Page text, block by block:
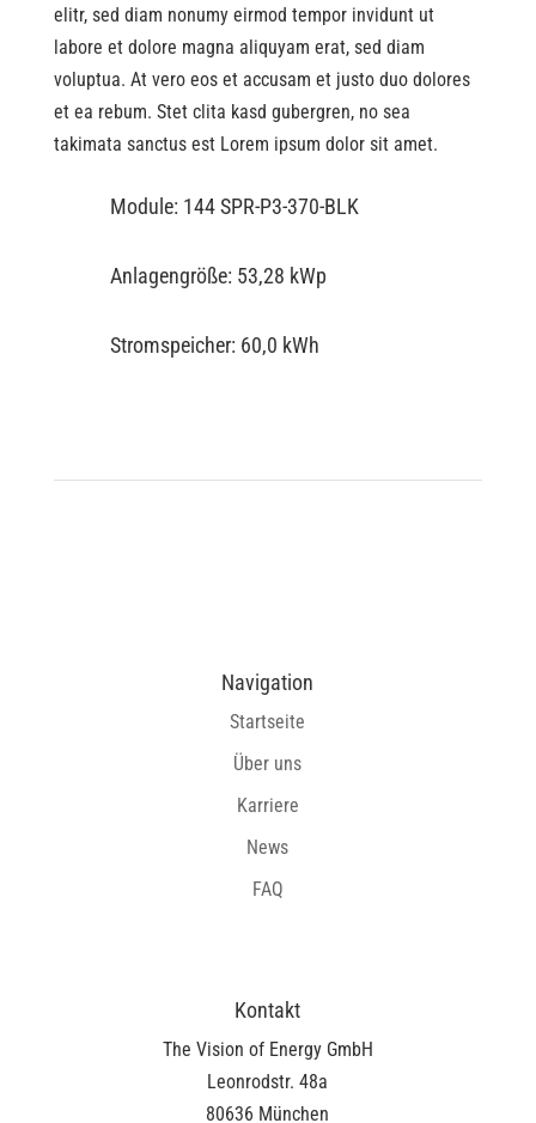
elitr, sed diam nonumy eirmod tempor invidunt ut
labore et dolore magna aliquyam erat, sed diam
voluptua. At vero eos et accusam et justo duo dolores
et ea rebum. Stet clita kasd gubergren, no sea
takimata sanctus est Lorem ipsum dolor sit amet.
Module: 144 SPR-P3-370-BLK
Anlagengröße: 53,28 kWp
Stromspeicher: 60,0 kWh
Navigation
Startseite
Über uns
Karriere
News
FAQ
Kontakt
The Vision of Energy GmbH
Leonrodstr. 48a
80636 München